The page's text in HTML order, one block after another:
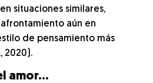
situaciones similares,
aún en
de pensamiento más
2020).
amor…